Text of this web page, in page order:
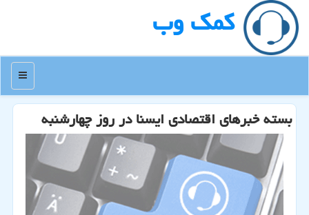
كمك وب
منو
بسته خبرهای اقتصادی ایسنا در روز چهارشنبه